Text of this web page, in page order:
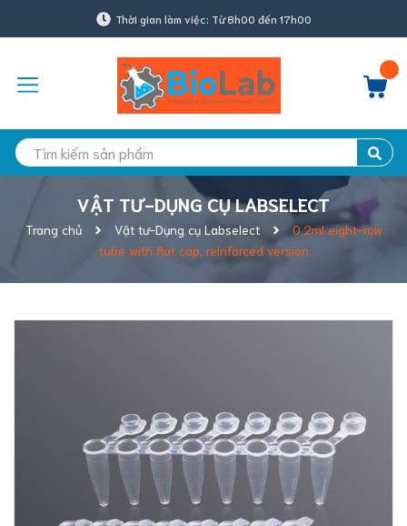
Thời gian làm việc: Từ 8h00 đến 17h00
VẬT TƯ-DỤNG CỤ LABSELECT
Trang chủ Vật tư-Dụng cụ Labselect
0.2ml eight-row
tube with flat cap, reinforced version